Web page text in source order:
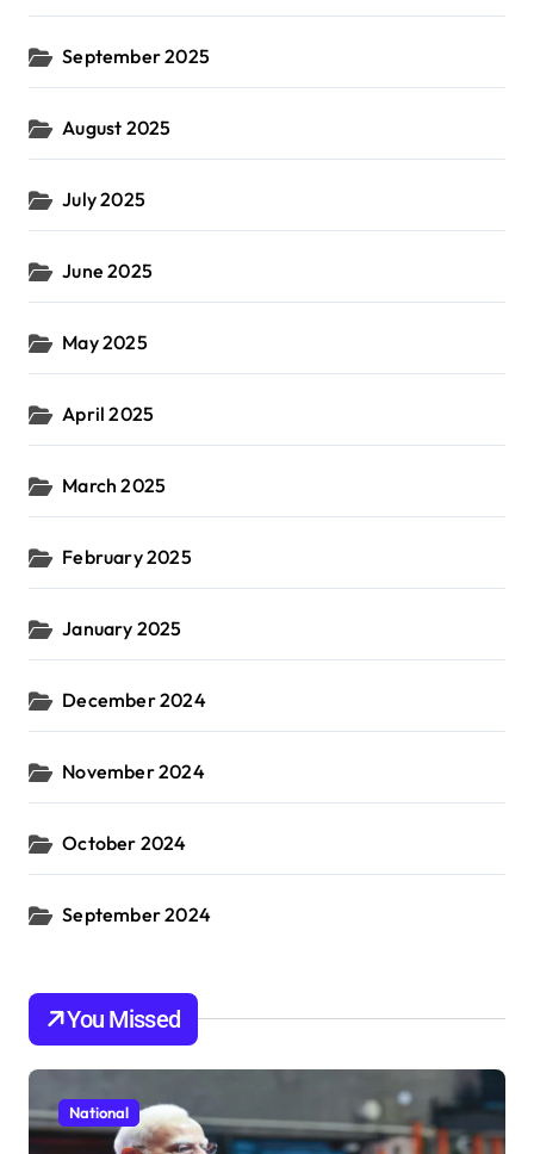
September 2025
August 2025
July 2025
June 2025
May 2025
April 2025
March 2025
February 2025
January 2025
December 2024
November 2024
October 2024
September 2024
You Missed
National